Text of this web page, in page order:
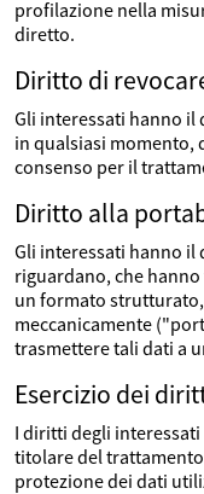
profilazione nella
diretto.
Diritto di
Gli interessati hanno il
in qualsiasi
consenso per il
Diritto alla
Gli interessati hanno il
riguardano, che
un formato
meccanicamente
trasmettere tali dati a
Esercizio dei
I diritti degli
titolare del trattamento
protezione dei dati